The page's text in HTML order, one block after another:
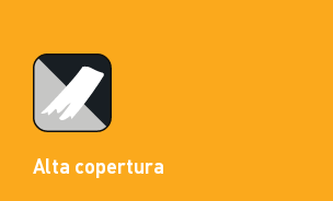
Alta copertura